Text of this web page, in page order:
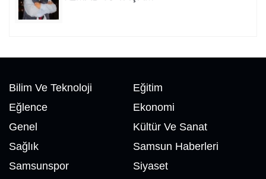
Nedim Saral
Başkanın Ayak Sesleri!...
Bilim Ve Teknoloji
Eğitim
Eğlence
Ekonomi
Genel
Kültür Ve Sanat
Sağlık
Samsun Haberleri
Samsunspor
Siyaset